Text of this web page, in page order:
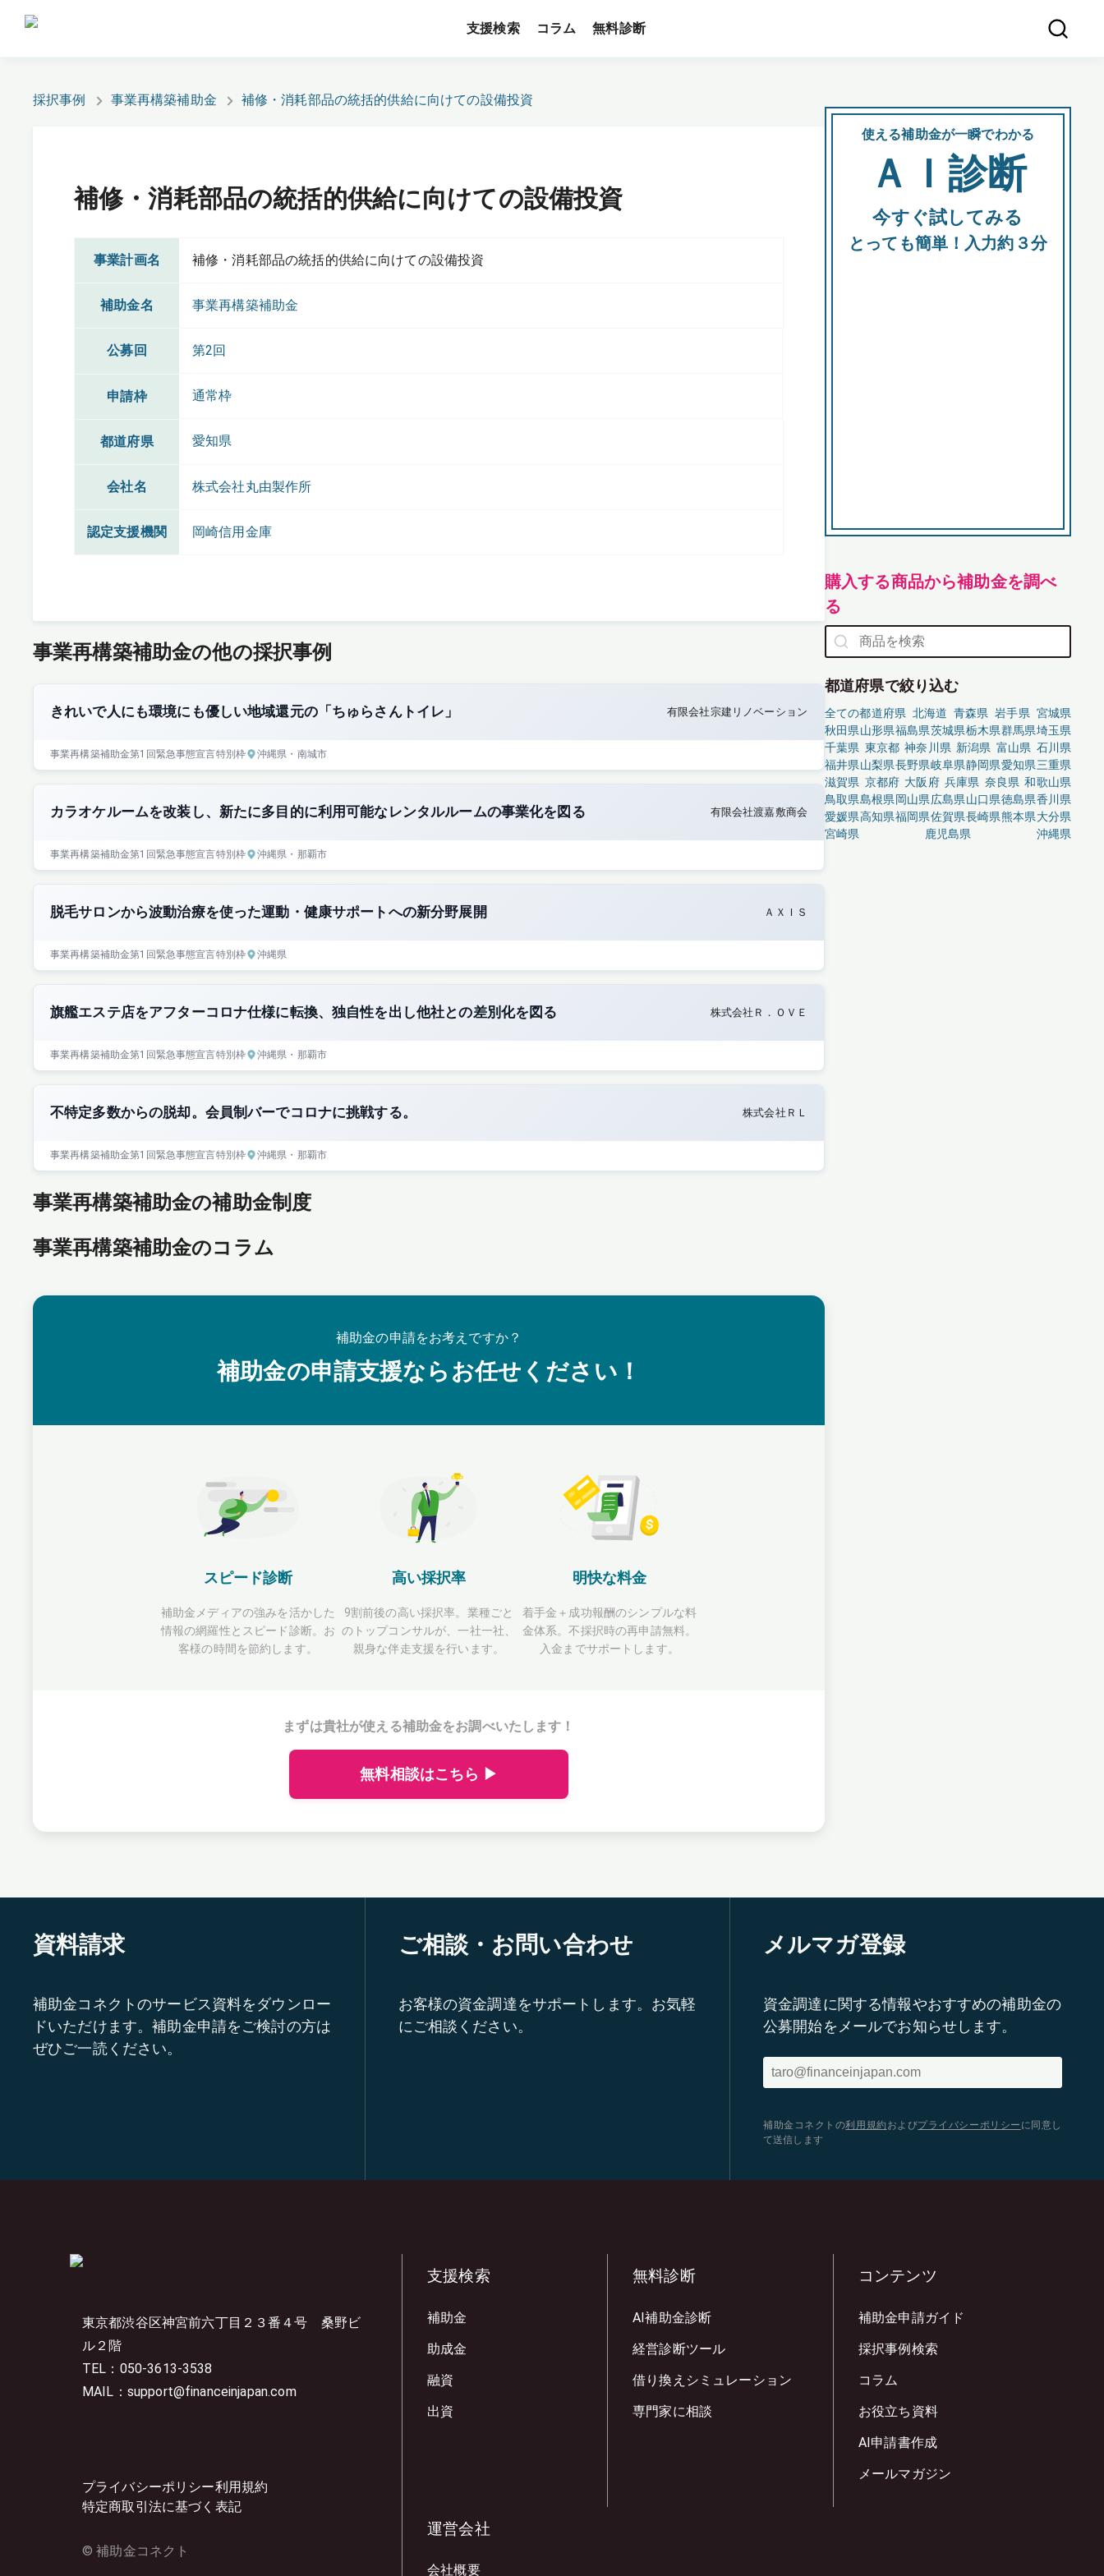
支援検索 コラム 無料診断
採択事例 事業再構築補助金 補修・消耗部品の統括的供給に向けての設備投資
補修・消耗部品の統括的供給に向けての設備投資
事業計画名 補修・消耗部品の統括的供給に向けての設備投資
補助金名 事業再構築補助金
公募回 第2回
申請枠 通常枠
都道府県 愛知県
会社名 株式会社丸由製作所
認定支援機関 岡崎信用金庫
事業再構築補助金の他の採択事例
きれいで人にも環境にも優しい地域還元の「ちゅらさんトイレ」 有限会社宗建リノベーション
事業再構築補助金第1回緊急事態宣言特別枠 沖縄県 ・南城市
カラオケルームを改装し、新たに多目的に利用可能なレンタルルームの事業化を図る 有限会社渡嘉敷商会
事業再構築補助金第1回緊急事態宣言特別枠 沖縄県 ・那覇市
脱毛サロンから波動治療を使った運動・健康サポートへの新分野展開 ＡＸＩＳ
事業再構築補助金第1回緊急事態宣言特別枠 沖縄県
旗艦エステ店をアフターコロナ仕様に転換、独自性を出し他社との差別化を図る 株式会社Ｒ．ＯＶＥ
事業再構築補助金第1回緊急事態宣言特別枠 沖縄県 ・那覇市
不特定多数からの脱却。会員制バーでコロナに挑戦する。 株式会社ＲＬ
事業再構築補助金第1回緊急事態宣言特別枠 沖縄県 ・那覇市
事業再構築補助金の補助金制度
事業再構築補助金のコラム
補助金の申請をお考えですか？
補助金の申請支援ならお任せください！
スピード診断
補助金メディアの強みを活かした
情報の網羅性とスピード診断。お
客様の時間を節約します。
高い採択率
9割前後の高い採択率。業種ごと
のトップコンサルが、一社一社、
親身な伴走支援を行います。
明快な料金
着手金＋成功報酬のシンプルな料
金体系。不採択時の再申請無料。
入金までサポートします。
まずは貴社が使える補助金をお調べいたします！
無料相談はこちら ▶
使える補助金が一瞬でわかる
ＡＩ診断
今すぐ試してみる
とっても簡単！入力約３分
購入する商品から補助金を調べ
る
都道府県で絞り込む
全ての都道府県 北海道 青森県 岩手県 宮城県
秋田県山形県福島県茨城県栃木県群馬県埼玉県
千葉県 東京都 神奈川県 新潟県 富山県 石川県
福井県山梨県長野県岐阜県静岡県愛知県三重県
滋賀県 京都府 大阪府 兵庫県 奈良県 和歌山県
鳥取県島根県岡山県広島県山口県徳島県香川県
愛媛県高知県福岡県佐賀県長崎県熊本県大分県
宮崎県
鹿児島県 沖縄県
資料請求
補助金コネクトのサービス資料をダウンロー
ドいただけます。補助金申請をご検討の方は
ぜひご一読ください。
ご相談・お問い合わせ
お客様の資金調達をサポートします。お気軽
にご相談ください。
メルマガ登録
資金調達に関する情報やおすすめの補助金の
公募開始をメールでお知らせします。
補助金コネクトの利用規約 およびプライバシーポリシー に同意し
て送信します
東京都渋谷区神宮前六丁目２３番４号 桑野ビ
ル２階
TEL：050-3613-3538
MAIL：support@financeinjapan.com
プライバシーポリシー利用規約
特定商取引法に基づく表記
© 補助金コネクト
支援検索
補助金
助成金
融資
出資
無料診断
AI補助金診断
経営診断ツール
借り換えシミュレーション
専門家に相談
コンテンツ
補助金申請ガイド
採択事例検索
コラム
お役立ち資料
AI申請書作成
メールマガジン
運営会社
会社概要